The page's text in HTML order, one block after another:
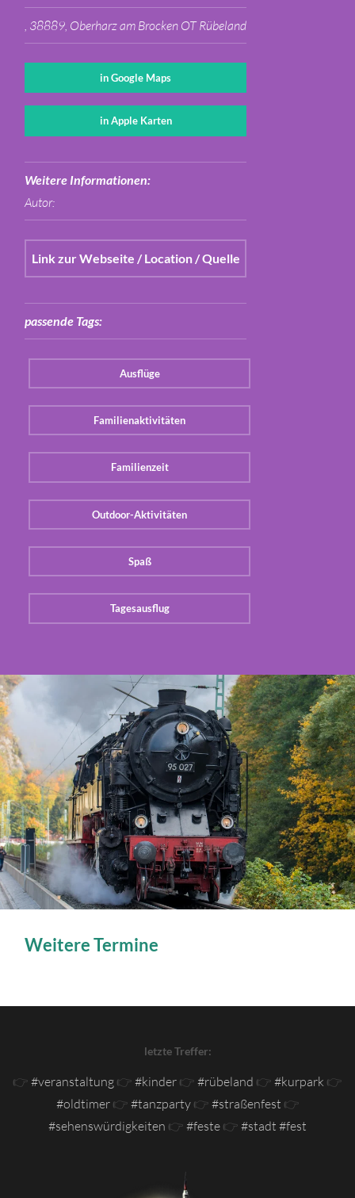
, 38889, Oberharz am Brocken OT Rübeland
in Google Maps
in Apple Karten
Weitere Informationen:
Autor:
Link zur Webseite / Location / Quelle
passende Tags:
Ausflüge
Familienaktivitäten
Familienzeit
Outdoor-Aktivitäten
Spaß
Tagesausflug
Weitere Termine
letzte Treffer:
👉 #veranstaltung 👉 #kinder 👉 #rübeland 👉 #kurpark 👉
#oldtimer👉 #tanzparty👉 #straßenfest 👉
#sehenswürdigkeiten 👉 #feste 👉 #stadt #fest